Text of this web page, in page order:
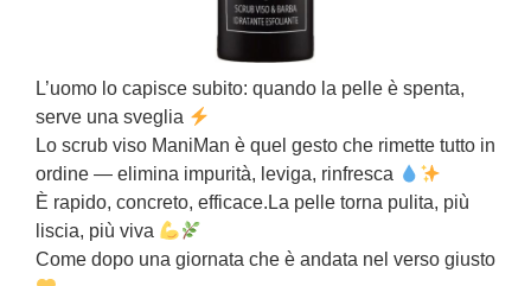
L’uomo lo capisce subito: quando la pelle è spenta,
serve una sveglia
Lo scrub viso ManiMan è quel gesto che rimette tutto in
ordine — elimina impurità, leviga, rinfresca
È rapido, concreto, efficace.La pelle torna pulita, più
liscia, più viva
Come dopo una giornata che è andata nel verso giusto